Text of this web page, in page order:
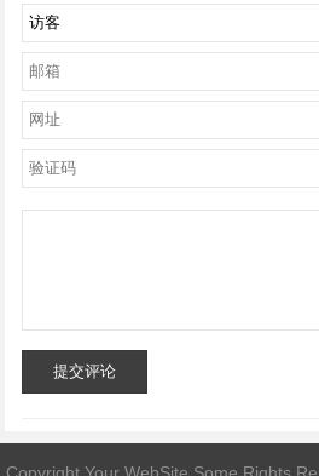
提交评论